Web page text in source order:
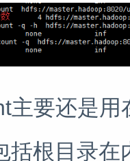
主要还是
括根目录